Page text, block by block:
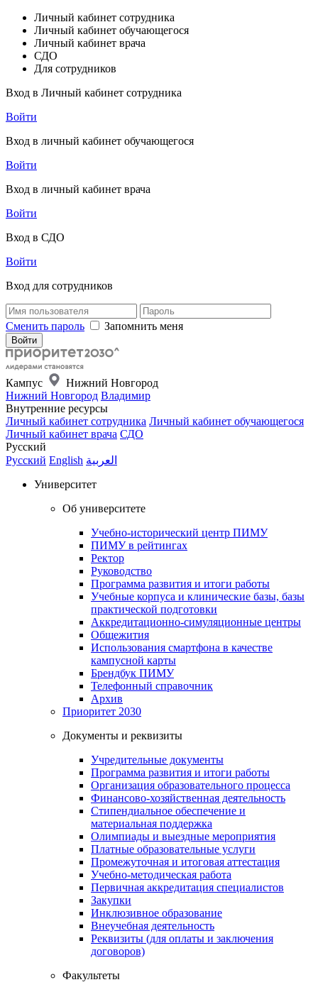
Личный кабинет сотрудника
Личный кабинет обучающегося
Личный кабинет врача
СДО
Для сотрудников
Вход в Личный кабинет сотрудника
Войти
Вход в личный кабинет обучающегося
Войти
Вход в личный кабинет врача
Войти
Вход в СДО
Войти
Вход для сотрудников
Сменить пароль Запомнить меня
Кампус
Нижний Новгород
Нижний Новгород Владимир
Внутренние ресурсы
Личный кабинет сотрудника Личный кабинет обучающегося
Личный кабинет врача СДО
Русский
Русский English العربية
Университет
Об университете
Учебно-исторический центр ПИМУ
ПИМУ в рейтингах
Ректор
Руководство
Программа развития и итоги работы
Учебные корпуса и клинические базы, базы
практической подготовки
Аккредитационно-симуляционные центры
Общежития
Использования смартфона в качестве
кампусной карты
Брендбук ПИМУ
Телефонный справочник
Архив
Приоритет 2030
Документы и реквизиты
Учредительные документы
Программа развития и итоги работы
Организация образовательного процесса
Финансово-хозяйственная деятельность
Стипендиальное обеспечение и
материальная поддержка
Олимпиады и выездные мероприятия
Платные образовательные услуги
Промежуточная и итоговая аттестация
Учебно-методическая работа
Первичная аккредитация специалистов
Закупки
Инклюзивное образование
Внеучебная деятельность
Реквизиты (для оплаты и заключения
договоров)
Факультеты